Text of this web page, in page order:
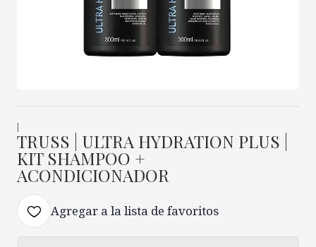
TRUSS | ULTRA HYDRATION PLUS |
KIT SHAMPOO +
ACONDICIONADOR
Agregar a la lista de favoritos